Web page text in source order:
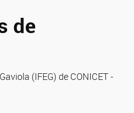
de
(IFEG) de CONICET -